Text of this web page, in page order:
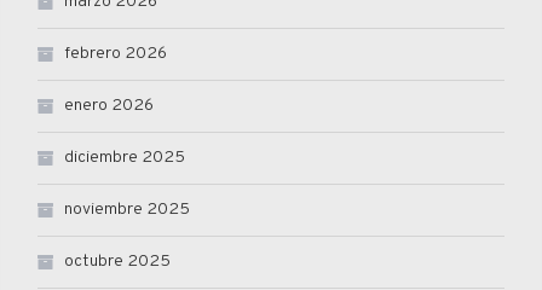
febrero 2026
enero 2026
diciembre 2025
noviembre 2025
octubre 2025